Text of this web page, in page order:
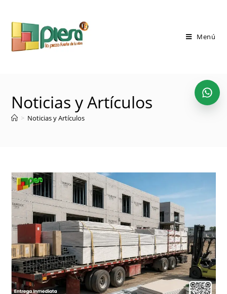
contenido
Menú
Noticias y Artículos
> Noticias y Artículos